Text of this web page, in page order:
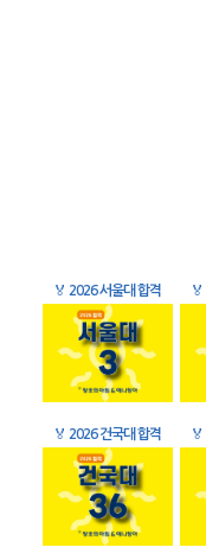
🏅 2026 서울대 합격 🏅
🏅 2026 건국대 합격 🏅